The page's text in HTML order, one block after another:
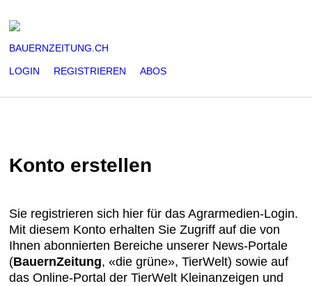
LOGIN REGISTRIEREN ABOS
BAUERNZEITUNG.CH
Konto erstellen
Sie registrieren sich hier für das Agrarmedien-Login.
Mit diesem Konto erhalten Sie Zugriff auf die von
Ihnen abonnierten Bereiche unserer News-Portale
(BauernZeitung, «die grüne», TierWelt) sowie auf
das Online-Portal der TierWelt Kleinanzeigen und